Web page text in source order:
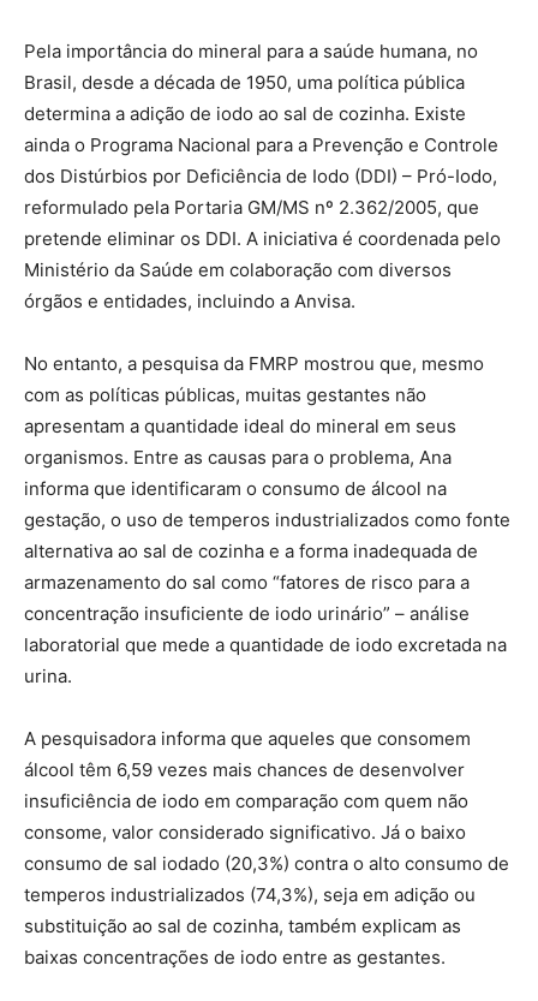
Pela importância do mineral para a saúde humana, no
Brasil, desde a década de 1950, uma política pública
determina a adição de iodo ao sal de cozinha. Existe
ainda o Programa Nacional para a Prevenção e Controle
dos Distúrbios por Deficiência de Iodo (DDI) – Pró-Iodo,
reformulado pela Portaria GM/MS nº 2.362/2005, que
pretende eliminar os DDI. A iniciativa é coordenada pelo
Ministério da Saúde em colaboração com diversos
órgãos e entidades, incluindo a Anvisa.
No entanto, a pesquisa da FMRP mostrou que, mesmo
com as políticas públicas, muitas gestantes não
apresentam a quantidade ideal do mineral em seus
organismos. Entre as causas para o problema, Ana
informa que identificaram o consumo de álcool na
gestação, o uso de temperos industrializados como fonte
alternativa ao sal de cozinha e a forma inadequada de
armazenamento do sal como “fatores de risco para a
concentração insuficiente de iodo urinário” – análise
laboratorial que mede a quantidade de iodo excretada na
urina.
A pesquisadora informa que aqueles que consomem
álcool têm 6,59 vezes mais chances de desenvolver
insuficiência de iodo em comparação com quem não
consome, valor considerado significativo. Já o baixo
consumo de sal iodado (20,3%) contra o alto consumo de
temperos industrializados (74,3%), seja em adição ou
substituição ao sal de cozinha, também explicam as
baixas concentrações de iodo entre as gestantes.